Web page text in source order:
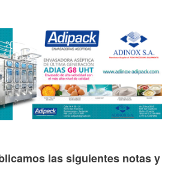
las siguientes notas y